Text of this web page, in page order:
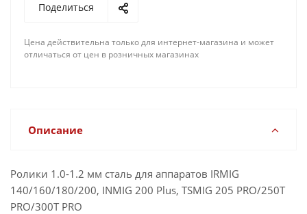
Поделиться
Цена действительна только для интернет-магазина и может
отличаться от цен в розничных магазинах
Описание
Ролики 1.0-1.2 мм сталь для аппаратов IRMIG
140/160/180/200, INMIG 200 Plus, TSMIG 205 PRO/250T
PRO/300T PRO